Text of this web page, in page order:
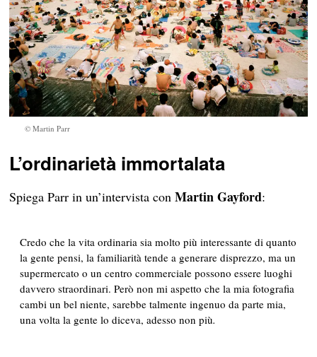
© Martin Parr
L’ordinarietà immortalata
Spiega Parr in un’intervista conMartin Gayford:
Credo che la vita ordinaria sia molto più interessante di quanto
la gente pensi, la familiarità tende a generare disprezzo, ma un
supermercato o un centro commerciale possono essere luoghi
davvero straordinari. Però non mi aspetto che la mia fotografia
cambi un bel niente, sarebbe talmente ingenuo da parte mia,
una volta la gente lo diceva, adesso non più.